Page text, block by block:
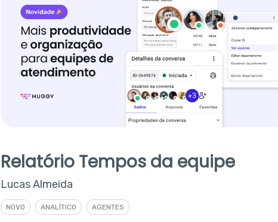
Relatório Tempos da equipe
Lucas Almeida
NOVO ANALÍTICO AGENTES